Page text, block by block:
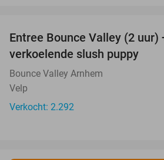
Entree Bounce Valley (2 uur)
verkoelende slush puppy
Bounce Valley Arnhem
Velp
Verkocht: 2.292